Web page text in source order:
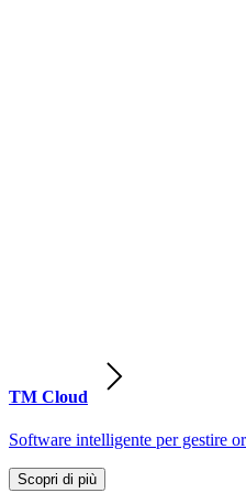
TM Cloud
Software intelligente per gestire
Scopri di più